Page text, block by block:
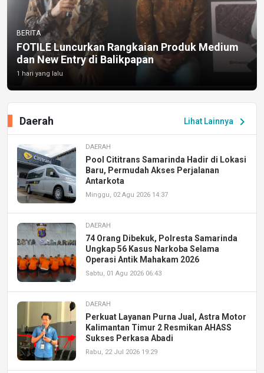
BERITA
FOTILE Luncurkan Rangkaian Produk Medium
dan New Entry di Balikpapan
1 hari yang lalu
Lihat Lainnya chevron_right
Daerah
DAERAH
Pool Cititrans Samarinda Hadir di Lokasi
Baru, Permudah Akses Perjalanan
Antarkota
Minggu, 02 Agu 2026 14:37
DAERAH
74 Orang Dibekuk, Polresta Samarinda
Ungkap 56 Kasus Narkoba Selama
Operasi Antik Mahakam 2026
Sabtu, 01 Agu 2026 06:43
DAERAH
Perkuat Layanan Purna Jual, Astra Motor
Kalimantan Timur 2 Resmikan AHASS
Sukses Perkasa Abadi
Rabu, 22 Jul 2026 19:29